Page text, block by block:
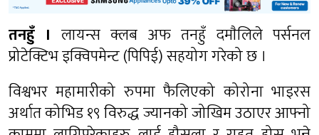
तनहुँ । लायन्स क्लब अफ तनहुँ दमाैलिले पर्सनल
प्रोटेक्टिभ इक्विपमेन्ट (पिपिई) सहयोग गरेको छ ।
विश्वभर महामारीको रुपमा फैलिएको कोरोना भाइरस
अर्थात कोभिड १९ विरुद्ध ज्यानको जोखिम उठाएर आफ्नो